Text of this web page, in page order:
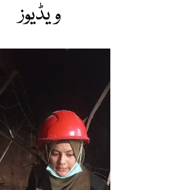
ویڈیوز